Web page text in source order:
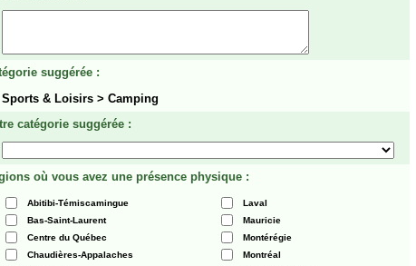
suggérée :
Sports & Loisirs > Camping
catégorie suggérée :
où vous avez une présence physique :
Abitibi-Témiscamingue
Laval
Bas-Saint-Laurent
Mauricie
Centre du Québec
Montérégie
Chaudières-Appalaches
Montréal